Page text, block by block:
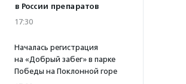
в России препаратов
17:30
Началась регистрация
на «Добрый забег» в парке
Победы на Поклонной горе